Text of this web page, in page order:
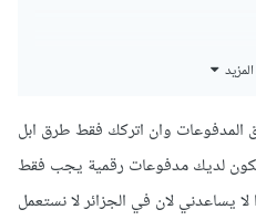
خارجية لإتمام المدفوعات،
بناءً على معلومات
وان اتركك فقط طرق ابل
لديك مدفوعات رقمية يجب فقط
يساعدني لان في الجزائر لا نستعمل